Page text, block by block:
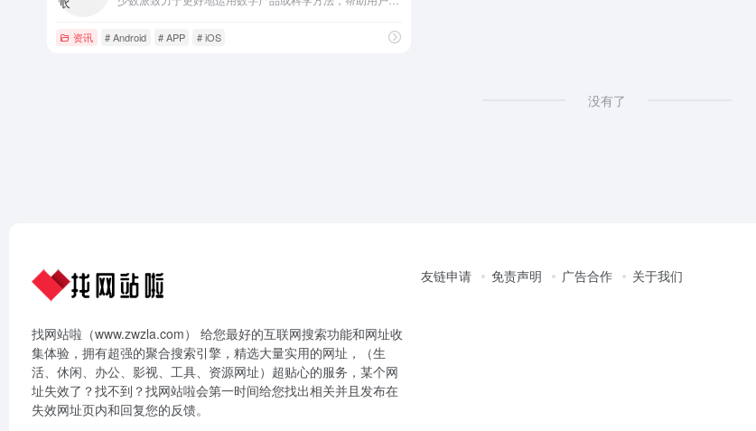
资讯 # Android # APP # iOS
没有了
找网站啦（www.zwzla.com） 给您最好的互联网搜索功能和网址收
集体验，拥有超强的聚合搜索引擎，精选大量实用的网址，（生
活、休闲、办公、影视、工具、资源网址）超贴心的服务，某个网
址失效了？找不到？找网站啦会第一时间给您找出相关并且发布在
失效网址页内和回复您的反馈。
友链申请 免责声明 广告合作 关于我们